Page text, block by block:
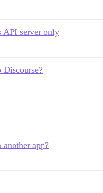
API server only
another app?